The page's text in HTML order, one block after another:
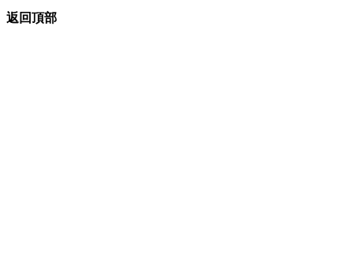
返回頂部